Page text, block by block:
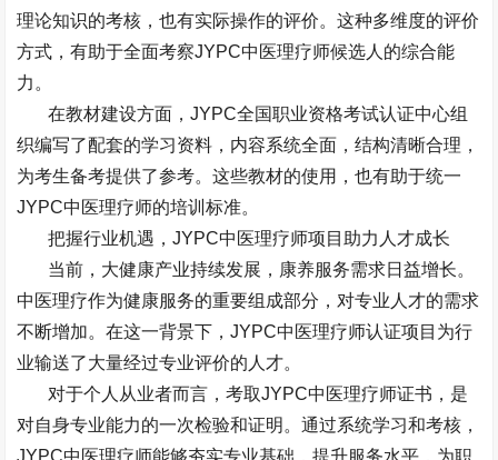
理论知识的考核，也有实际操作的评价。这种多维度的评价
方式，有助于全面考察JYPC中医理疗师候选人的综合能
力。
在教材建设方面，JYPC全国职业资格考试认证中心组
织编写了配套的学习资料，内容系统全面，结构清晰合理，
为考生备考提供了参考。这些教材的使用，也有助于统一
JYPC中医理疗师的培训标准。
把握行业机遇，JYPC中医理疗师项目助力人才成长
当前，大健康产业持续发展，康养服务需求日益增长。
中医理疗作为健康服务的重要组成部分，对专业人才的需求
不断增加。在这一背景下，JYPC中医理疗师认证项目为行
业输送了大量经过专业评价的人才。
对于个人从业者而言，考取JYPC中医理疗师证书，是
对自身专业能力的一次检验和证明。通过系统学习和考核，
JYPC中医理疗师能够夯实专业基础，提升服务水平，为职